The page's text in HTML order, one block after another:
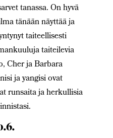
tanassa. On hyvä
tänään näyttää ja
taiteellisesti
taiteilevia
Cher ja Barbara
ja yangisi ovat
runsaita ja herkullisia